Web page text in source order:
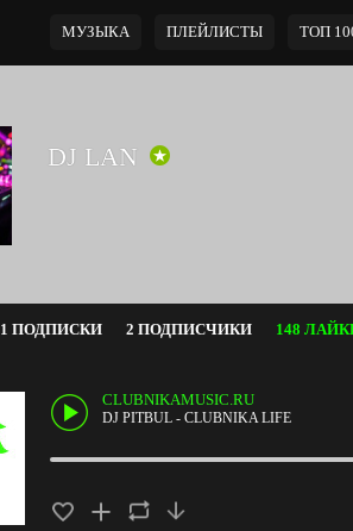
МУЗЫКА ПЛЕЙЛИСТЫ ТОП
DJ LAN
1 ПОДПИСКИ 2 ПОДПИСЧИКИ 148
CLUBNIKAMUSIC.RU
DJ PITBUL - CLUBNIKA LIFE